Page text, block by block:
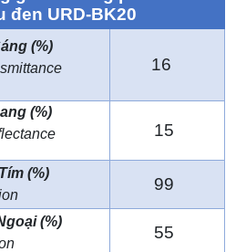
đen URD-BK20
(%)
16
(%)
15
(%)
99
(%)
55